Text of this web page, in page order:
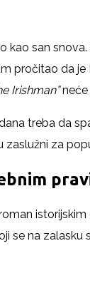
san
pročitao da je
Irishman”
treba da
zaslužni za
se na